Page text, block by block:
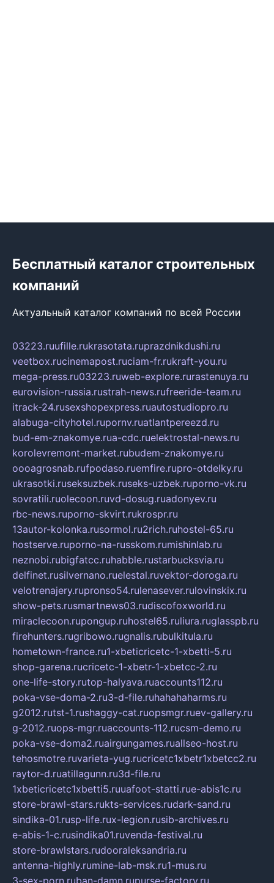
Бесплатный каталог строительных
компаний
Актуальный каталог компаний по всей России
03223.ruufille.rukrasotata.ruprazdnikdushi.ru
veetbox.rucinemapost.ruciam-fr.rukraft-you.ru
mega-press.ru03223.ruweb-explore.rurastenuya.ru
eurovision-russia.rustrah-news.rufreeride-team.ru
itrack-24.rusexshopexpress.ruautostudiopro.ru
alabuga-cityhotel.rupornv.ruatlantpereezd.ru
bud-em-znakomye.rua-cdc.ruelektrostal-news.ru
korolevremont-market.rubudem-znakomye.ru
oooagrosnab.rufpodaso.ruemfire.rupro-otdelky.ru
ukrasotki.ruseksuzbek.ruseks-uzbek.ruporno-vk.ru
sovratili.ruolecoon.ruvd-dosug.ruadonyev.ru
rbc-news.ruporno-skvirt.rukrospr.ru
13autor-kolonka.rusormol.ru2rich.ruhostel-65.ru
hostserve.ruporno-na-russkom.rumishinlab.ru
neznobi.rubigfatcc.ruhabble.rustarbucksvia.ru
delfinet.rusilvernano.ruelestal.ruvektor-doroga.ru
velotrenajery.rupronso54.rulenasever.rulovinskix.ru
show-pets.rusmartnews03.rudiscofoxworld.ru
miraclecoon.rupongup.ruhostel65.ruliura.ruglasspb.ru
firehunters.rugribowo.rugnalis.rubulkitula.ru
hometown-france.ru1-xbeticricetc-1-xbetti-5.ru
shop-garena.rucricetc-1-xbetr-1-xbetcc-2.ru
one-life-story.rutop-halyava.ruaccounts112.ru
poka-vse-doma-2.ru3-d-file.ruhahahaharms.ru
g2012.rutst-1.rushaggy-cat.ruopsmgr.ruev-gallery.ru
g-2012.ruops-mgr.ruaccounts-112.rucsm-demo.ru
poka-vse-doma2.ruairgungames.ruallseo-host.ru
tehosmotre.ruvarieta-yug.rucricetc1xbetr1xbetcc2.ru
raytor-d.ruatillagunn.ru3d-file.ru
1xbeticricetc1xbetti5.ruuafoot-statti.rue-abis1c.ru
store-brawl-stars.rukts-services.rudark-sand.ru
sindika-01.rusp-life.rux-legion.rusib-archives.ru
e-abis-1-c.rusindika01.ruvenda-festival.ru
store-brawlstars.rudooraleksandria.ru
antenna-highly.rumine-lab-msk.ru1-mus.ru